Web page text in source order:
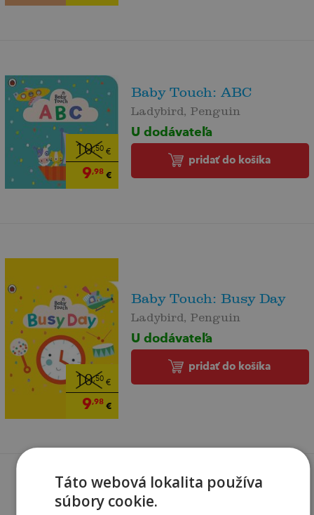
10,50€
9,98€
Baby Touch: ABC
Ladybird, Penguin
U dodávateľa
pridať do košíka
10,50€
9,98€
Baby Touch: Busy Day
Ladybird, Penguin
U dodávateľa
pridať do košíka
Táto webová lokalita používa
súbory cookie.